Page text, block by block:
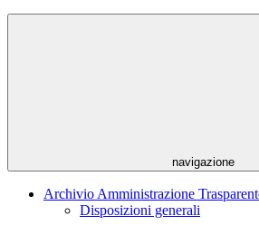
navigazione
Archivio Amministrazione
Disposizioni generali